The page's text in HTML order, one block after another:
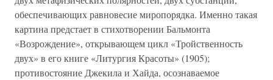
обеспечивающих равновесие миропорядка. Именно такая
картина предстает в стихотворении Бальмонта
«Возрождение», открывающем цикл «Тройственность
двух» в его книге «Литургия Красоты» (1905);
противостояние Джекила и Хайда, осознаваемое